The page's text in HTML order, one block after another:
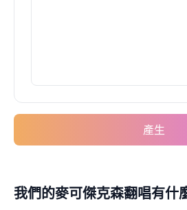
Male
Emilia Clarke
Female
Eminem
產生
我們的麥可傑克森翻唱有什